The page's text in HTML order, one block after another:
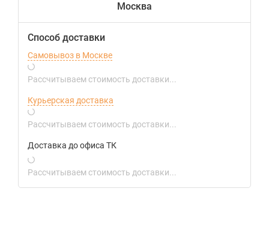
Москва
Способ доставки
Самовывоз в Москве
Рассчитываем стоимость доставки...
Курьерская доставка
Рассчитываем стоимость доставки...
Доставка до офиса ТК
Рассчитываем стоимость доставки...